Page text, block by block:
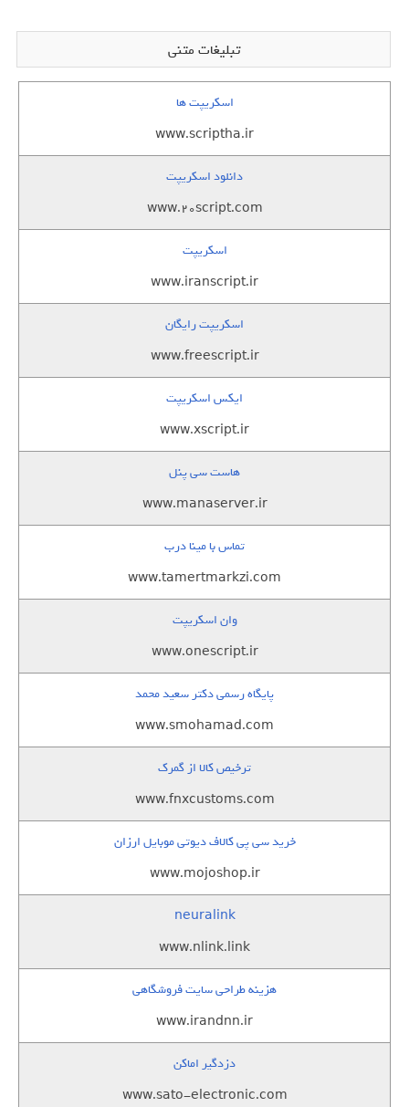
تبلیغات متنی
اسکریپت ها
www.scriptha.ir
دانلود اسکریپت
www.20script.com
اسکریپت
www.iranscript.ir
اسکریپت رایگان
www.freescript.ir
ایکس اسکریپت
www.xscript.ir
هاست سی پنل
www.manaserver.ir
تماس با مینا درب
www.tamertmarkzi.com
وان اسکریپت
www.onescript.ir
پایگاه رسمی دکتر سعید محمد
www.smohamad.com
ترخیص کالا از گمرک
www.fnxcustoms.com
خرید سی پی کالاف دیوتی موبایل ارزان
www.mojoshop.ir
neuralink
www.nlink.link
هزینه طراحی سایت فروشگاهی
www.irandnn.ir
دزدگیر اماکن
www.sato-electronic.com